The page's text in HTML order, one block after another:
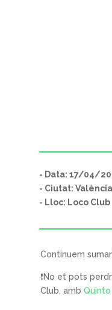
- Data: 17/04/
- Ciutat: València
- Lloc: Loco Club
Continuem
❗No et pots
Club, amb Quinto